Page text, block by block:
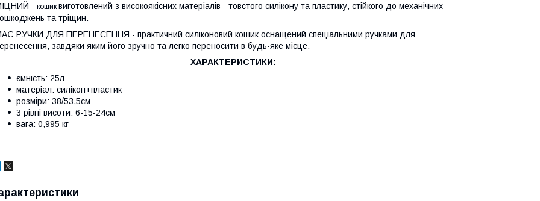
- кошиквиготовлений ​​з високоякісних матеріалів - товстого силікону та пластику, стійкого до механічних
та тріщин.
РУЧКИ ДЛЯ ПЕРЕНЕСЕННЯ - практичний силіконовий кошик оснащений спеціальними ручками для
завдяки яким його зручно та легко переносити в будь-яке місце.
ХАРАКТЕРИСТИКИ:
ємність: 25л
матеріал: силікон+пластик
розміри: 38/53,5см
3 рівні висоти: 6-15-24см
вага: 0,995 кг